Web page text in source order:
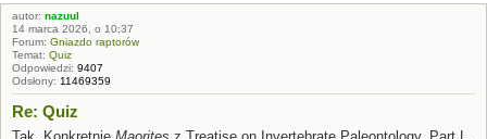
autor: nazuul
14 marca 2026, o 10:37
Forum: Gniazdo raptorów
Temat: Quiz
Odpowiedzi: 9407
Odsłony: 11469359
Re: Quiz